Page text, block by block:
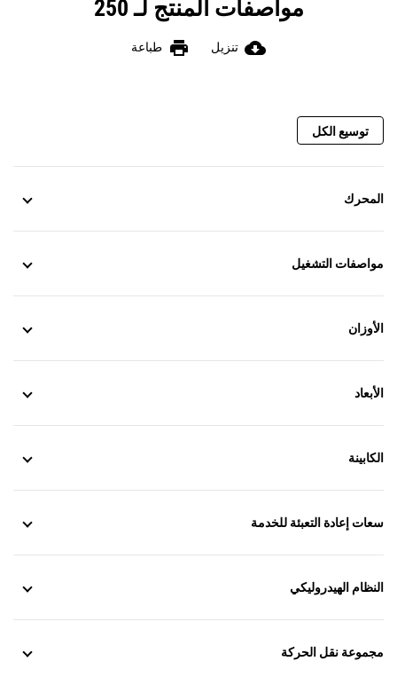
مواصفات المنتج لـ 250
cloud_download تنزيل print طباعة
توسيع الكل
المحرك
مواصفات التشغيل
الأوزان
الأبعاد
الكابينة
سعات إعادة التعبئة للخدمة
النظام الهيدروليكي
مجموعة نقل الحركة